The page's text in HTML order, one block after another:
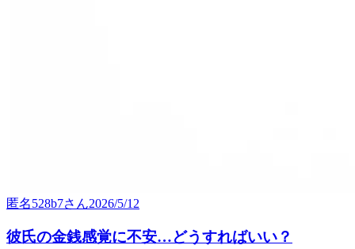
匿名528b7さん2026/5/12
彼氏の金銭感覚に不安…どうすればいい？